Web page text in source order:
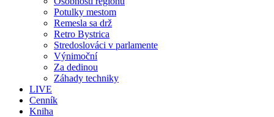
Potulky mestom
Remesla sa drž
Retro Bystrica
Stredoslováci v parlamente
Výnimoční
Za dedinou
Záhady techniky
LIVE
Cenník
Kniha